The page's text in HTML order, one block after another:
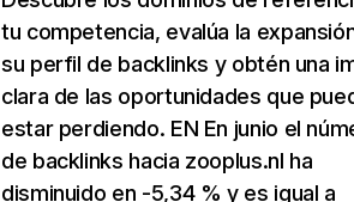
tu competencia, evalúa la
su perfil de backlinks y obtén una
clara de las oportunidades que
estar perdiendo. EN En junio el
de backlinks hacia zooplus.nl ha
disminuido en -5,34 % y es igual a